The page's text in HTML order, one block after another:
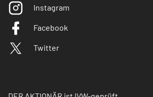
Instagram
Facebook
Twitter